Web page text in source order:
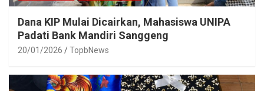
Dana KIP Mulai Dicairkan, Mahasiswa UNIPA
Padati Bank Mandiri Sanggeng
20/01/2026 TopbNews